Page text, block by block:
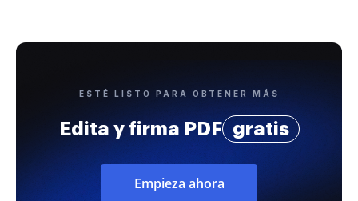
ESTÉ LISTO PARA OBTENER MÁS
Edita y firma PDF gratis
Empieza ahora